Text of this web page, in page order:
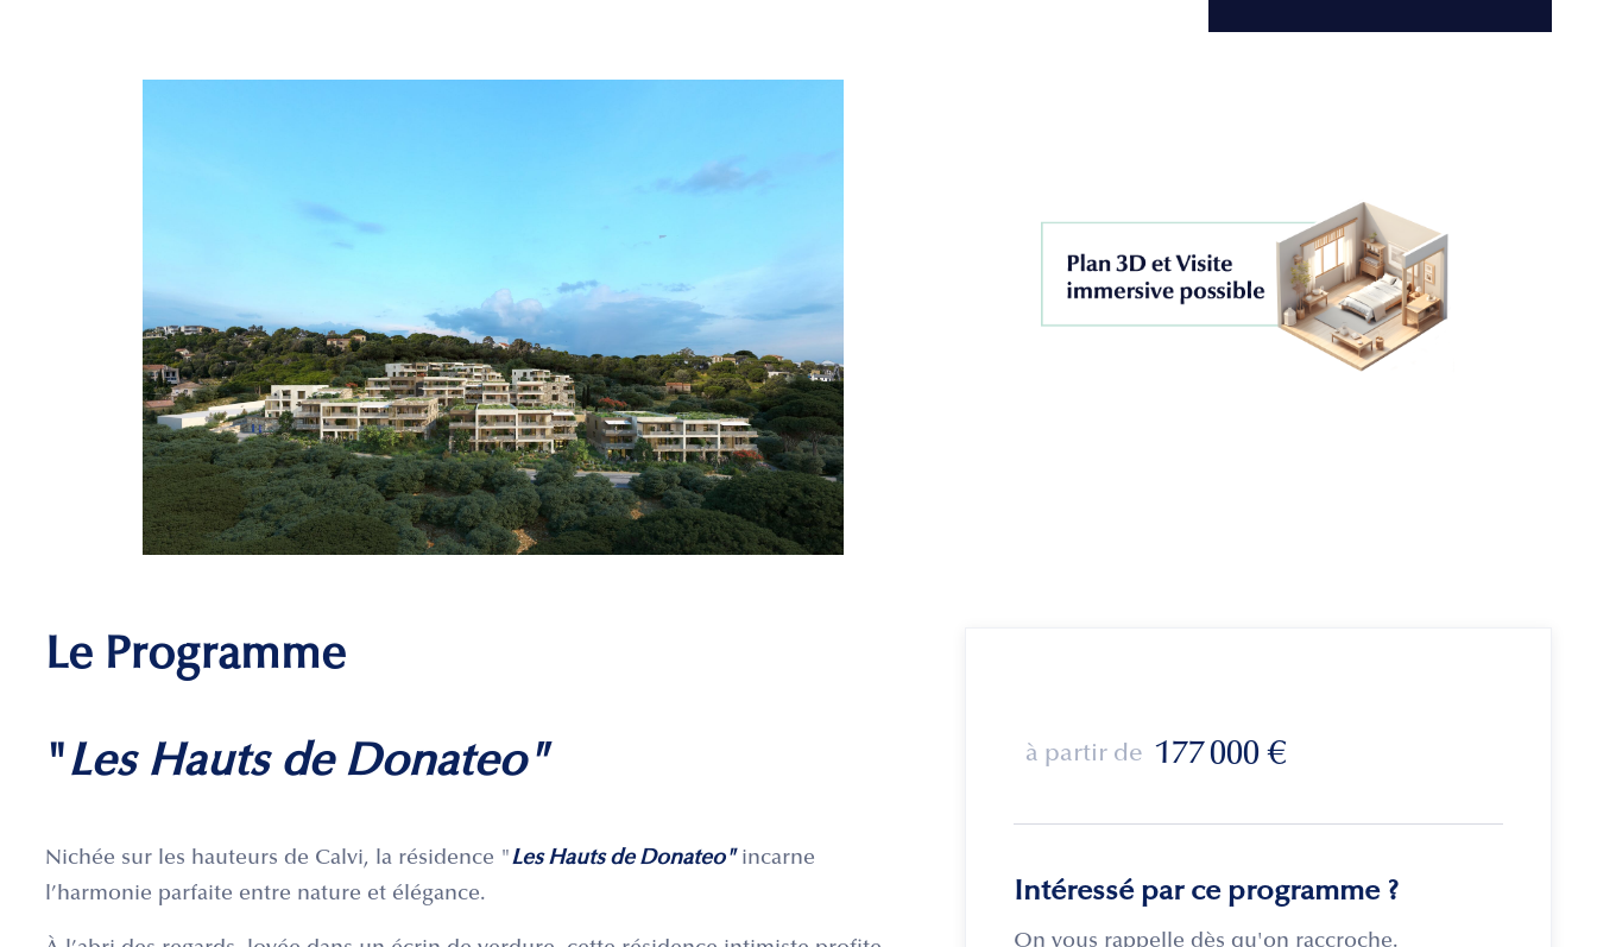
Le Programme
"Les Hauts de Donateo"
Nichée sur les hauteurs de Calvi, la résidence "Les Hauts de Donateo"incarne
l’harmonie parfaite entre nature et élégance.
à partir de 177 000 €
Intéressé par ce programme ?
On vous rappelle dès qu'on raccroche.